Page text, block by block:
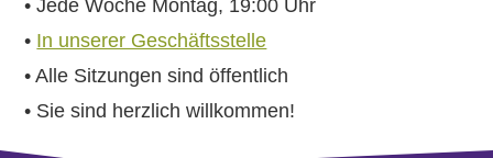
• Jede Woche Montag, 19:00 Uhr
• In unserer Geschäftsstelle
• Alle Sitzungen sind öffentlich
• Sie sind herzlich willkommen!